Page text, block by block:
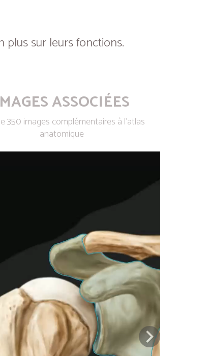
plus sur leurs fonctions.
ASSOCIÉES
350 images complémentaires à l’atlas
anatomique